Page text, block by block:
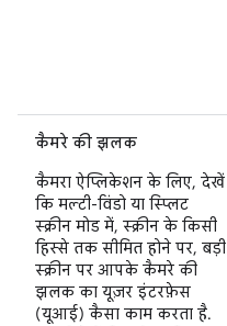
कैमरे की झलक
कैमरा ऐप्लिकेशन के लिए, देखें
कि मल्टी-विंडो या स्प्लिट
स्क्रीन मोड में, स्क्रीन के किसी
हिस्से तक सीमित होने पर, बड़ी
स्क्रीन पर आपके कैमरे की
झलक का यूज़र इंटरफ़ेस
(यूआई) कैसा काम करता है.